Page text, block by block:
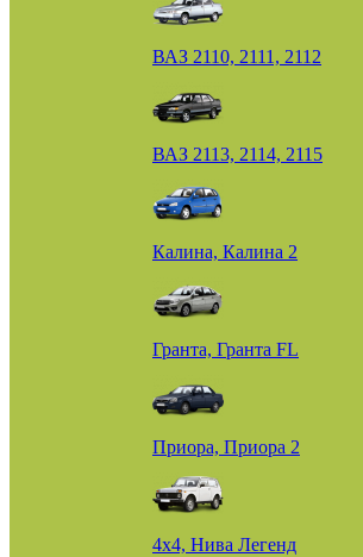
ВАЗ 2110, 2111, 2112
ВАЗ 2113, 2114, 2115
Калина, Калина 2
Гранта, Гранта FL
Приора, Приора 2
4х4, Нива Легенд